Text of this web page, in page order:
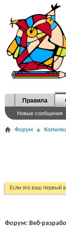
Правила
Новые сообщения
Форум
Если это ваш первый
Форум: Веб-